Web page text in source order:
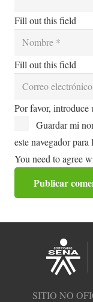
Fill out this field
Fill out this field
Por favor, introduce
Guardar mi
este navegador
You need to agree
Publicar
SITIO NO